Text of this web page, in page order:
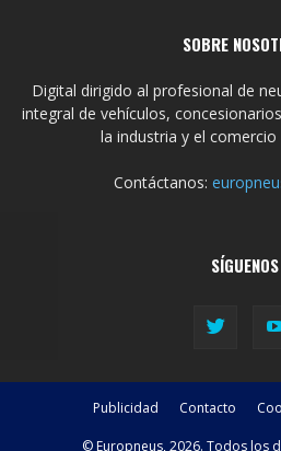
SOBRE
Digital dirigido al profesional de
integral de vehículos,
la industria y el
Contáctanos:
SÍGUENOS
Publicidad Contacto
© Europneus, 2026. Todos los